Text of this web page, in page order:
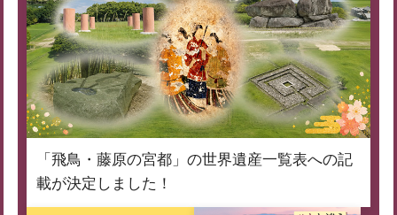
「飛鳥・藤原の宮都」の世界遺産一覧表への記
載が決定しました！